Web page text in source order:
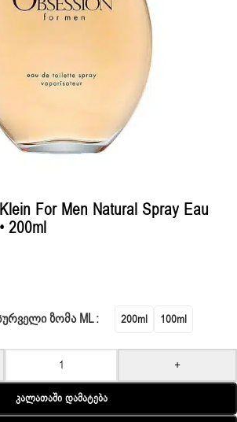
For Men Natural Spray Eau
200ml
ᲖᲝᲛᲐ ML 200ml 100ml
+
Კალათაში Დამატება